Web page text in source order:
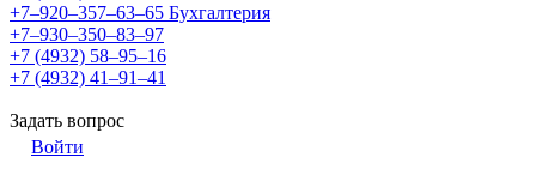
+7‒920‒357‒63‒65 Бухгалтерия
+7‒930‒350‒83‒97
+7 (4932) 58‒95‒16
+7 (4932) 41‒91‒41
Задать вопрос
Войти